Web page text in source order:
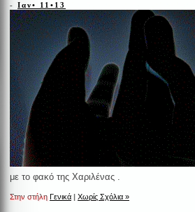
- Ιαν• 11•13
με το φακό της Χαριλένας .
Στην στήλη Γενικά | Χωρίς Σχόλια »